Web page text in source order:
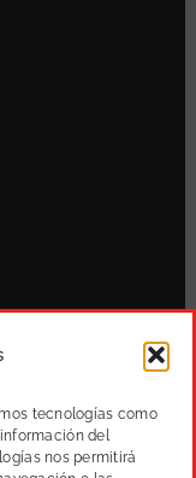
tecnologías como
del
nos permitirá